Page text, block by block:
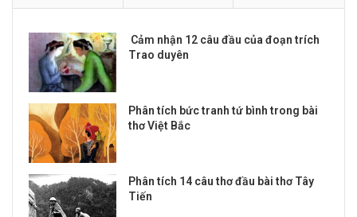
Cảm nhận 12 câu đầu của đoạn trích
Trao duyên
Phân tích bức tranh tứ bình trong bài
thơ Việt Bắc
Phân tích 14 câu thơ đầu bài thơ Tây
Tiến